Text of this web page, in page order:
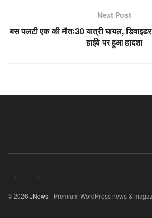
Next Post
बस पलटी एक की मौतः30 यात्री घायल,
हाईवे पर हुआ हादशा
© 2026 JNews- Premium WordPress news &